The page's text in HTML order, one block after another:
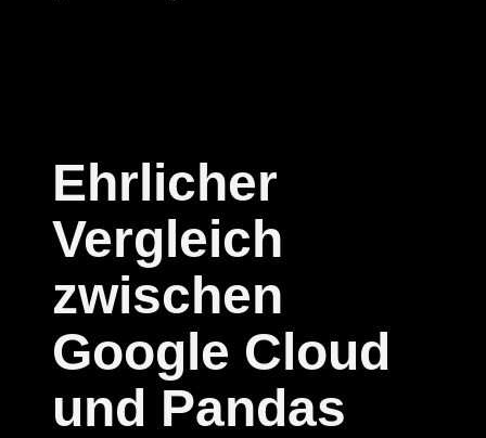
Ehrlicher
Vergleich
zwischen
Google Cloud
und Pandas